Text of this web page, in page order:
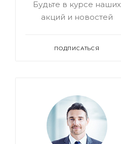
Будьте в курсе наших
акций и новостей
ПОДПИСАТЬСЯ